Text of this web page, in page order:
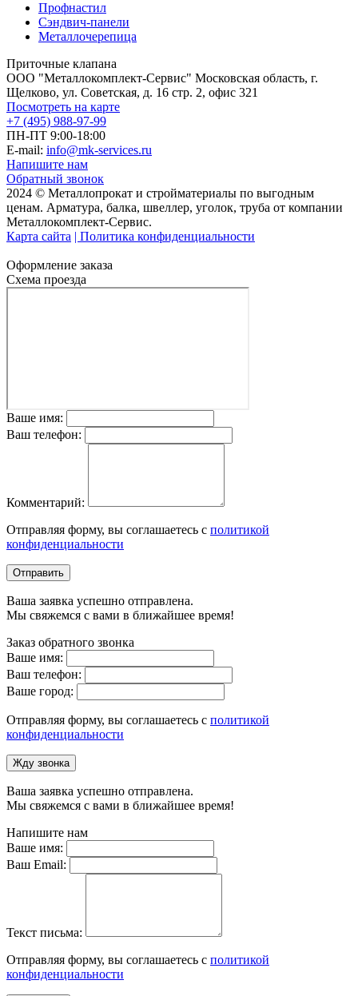
Профнастил
Сэндвич-панели
Металлочерепица
Приточные клапана
ООО "Металлокомплект-Сервис" Московская область, г.
Щелково, ул. Советская, д. 16 стр. 2, офис 321
Посмотреть на карте
+7 (495) 988-97-99
ПН-ПТ 9:00-18:00
E-mail: info@mk-services.ru
Напишите нам
Обратный звонок
2024 © Металлопрокат и стройматериалы по выгодным
ценам. Арматура, балка, швеллер, уголок, труба от компании
Металлокомплект-Сервис.
Карта сайта | Политика конфиденциальности
Оформление заказа
Схема проезда
Ваше имя:
Ваш телефон:
Комментарий:
Отправляя форму, вы соглашаетесь с политикой
конфиденциальности
Отправить
Ваша заявка успешно отправлена.
Мы свяжемся с вами в ближайшее время!
Заказ обратного звонка
Ваше имя:
Ваш телефон:
Ваше город:
Отправляя форму, вы соглашаетесь с политикой
конфиденциальности
Жду звонка
Ваша заявка успешно отправлена.
Мы свяжемся с вами в ближайшее время!
Напишите нам
Ваше имя:
Ваш Email:
Текст письма:
Отправляя форму, вы соглашаетесь с политикой
конфиденциальности